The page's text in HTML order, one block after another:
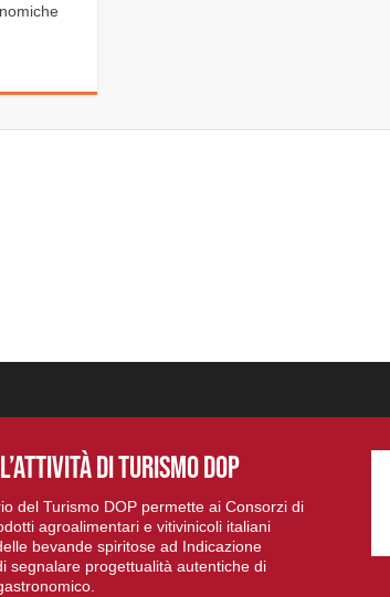
DI TURISMO DOP
del Turismo DOP permette ai Consorzi di
agroalimentari e vitivinicoli italiani
bevande spiritose ad Indicazione
segnalare progettualità autentiche di